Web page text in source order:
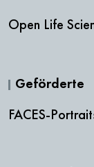
Open Life
Geförderte
FACES-